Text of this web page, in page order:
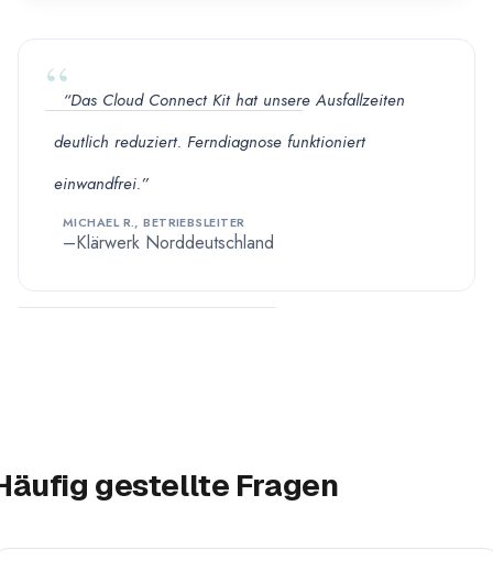
“Das Cloud Connect Kit hat unsere Ausfallzeiten
deutlich reduziert. Ferndiagnose funktioniert
einwandfrei.”
MICHAEL R., BETRIEBSLEITER
Klärwerk Norddeutschland
gestellte Fragen